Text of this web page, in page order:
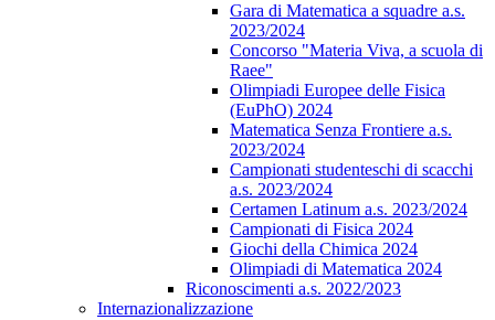
Gara di Matematica a squadre a.s.
2023/2024
Concorso "Materia Viva, a scuola di
Raee"
Olimpiadi Europee delle Fisica
(EuPhO) 2024
Matematica Senza Frontiere a.s.
2023/2024
Campionati studenteschi di scacchi
a.s. 2023/2024
Certamen Latinum a.s. 2023/2024
Campionati di Fisica 2024
Giochi della Chimica 2024
Olimpiadi di Matematica 2024
Riconoscimenti a.s. 2022/2023
Internazionalizzazione